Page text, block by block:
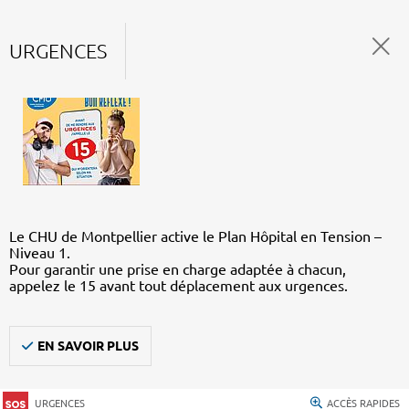
URGENCES
Le CHU de Montpellier active le Plan Hôpital en Tension –
Niveau 1.
Pour garantir une prise en charge adaptée à chacun,
appelez le 15 avant tout déplacement aux urgences.
EN SAVOIR PLUS
URGENCES ACCÈS RAPIDES